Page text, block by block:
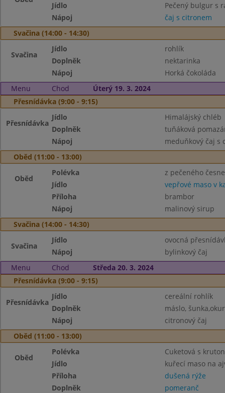
Jídlo
Pečený bulgur s
Nápoj
čaj s citronem
Svačina (14:00 - 14:30)
Svačina
Jídlo
rohlík
Doplněk
nektarinka
Nápoj
Horká čokoláda
Menu
Chod
Úterý 19. 3. 2024
Přesnídávka (9:00 - 9:15)
Přesnídávka
Jídlo
Himalájský chléb
Doplněk
tuňáková
Nápoj
meduňkový čaj s
Oběd (11:00 - 13:00)
Oběd
Polévka
z pečeného
Jídlo
vepřové maso v
Příloha
brambor
Nápoj
malinový sirup
Svačina (14:00 - 14:30)
Svačina
Jídlo
ovocná
Nápoj
bylinkový čaj
Menu
Chod
Středa 20. 3. 2024
Přesnídávka (9:00 - 9:15)
Přesnídávka
Jídlo
cereální rohlík
Doplněk
máslo,
Nápoj
citronový čaj
Oběd (11:00 - 13:00)
Oběd
Polévka
Cuketová s
Jídlo
kuřecí maso na
Příloha
dušená rýže
Doplněk
pomeranč